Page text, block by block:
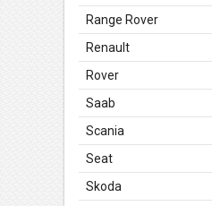
Range Rover
Renault
Rover
Saab
Scania
Seat
Skoda